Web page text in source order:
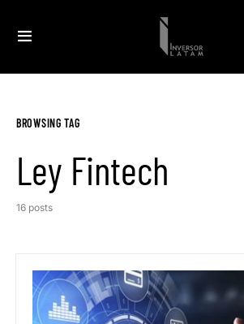
BROWSING TAG
Ley Fintech
16 posts